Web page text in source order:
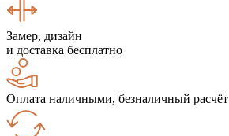
Замер, дизайн
и доставка бесплатно
Оплата наличными, безналичный расчёт